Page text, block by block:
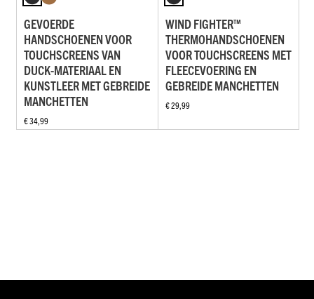
GEVOERDE
HANDSCHOENEN VOOR
TOUCHSCREENS VAN
DUCK-MATERIAAL EN
KUNSTLEER MET GEBREIDE
MANCHETTEN
€ 34,99
WIND FIGHTER™
THERMOHANDSCHOENEN
VOOR TOUCHSCREENS MET
FLEECEVOERING EN
GEBREIDE MANCHETTEN
€ 29,99